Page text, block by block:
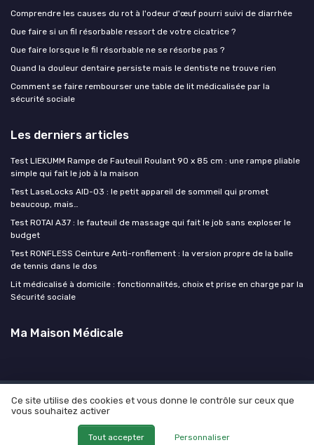
Comprendre les causes du rot à l'odeur d'œuf pourri suivi de diarrhée
Que faire si un fil résorbable ressort de votre cicatrice ?
Que faire lorsque le fil résorbable ne se résorbe pas ?
Quand la douleur dentaire persiste mais le dentiste ne trouve rien
Comment se faire rembourser une table de lit médicalisée par la
sécurité sociale
Les derniers articles
Test LIEKUMM Rampe de Fauteuil Roulant 90 x 85 cm : une rampe pliable
simple qui fait le job à la maison
Test LaseLocks AID-03 : le petit appareil de sommeil qui promet
beaucoup, mais…
Test ROTAI A37 : le fauteuil de massage qui fait le job sans exploser le
budget
Test RONFLESS Ceinture Anti-ronflement : la version propre de la balle
de tennis dans le dos
Lit médicalisé à domicile : fonctionnalités, choix et prise en charge par la
Sécurité sociale
Ma Maison Médicale
Mentions légales Politique de confidentialité
Devis
© Ma Maison Médicale 2026
Ce site utilise des cookies et vous donne le contrôle sur ceux que
vous souhaitez activer
Tout accepter Personnaliser